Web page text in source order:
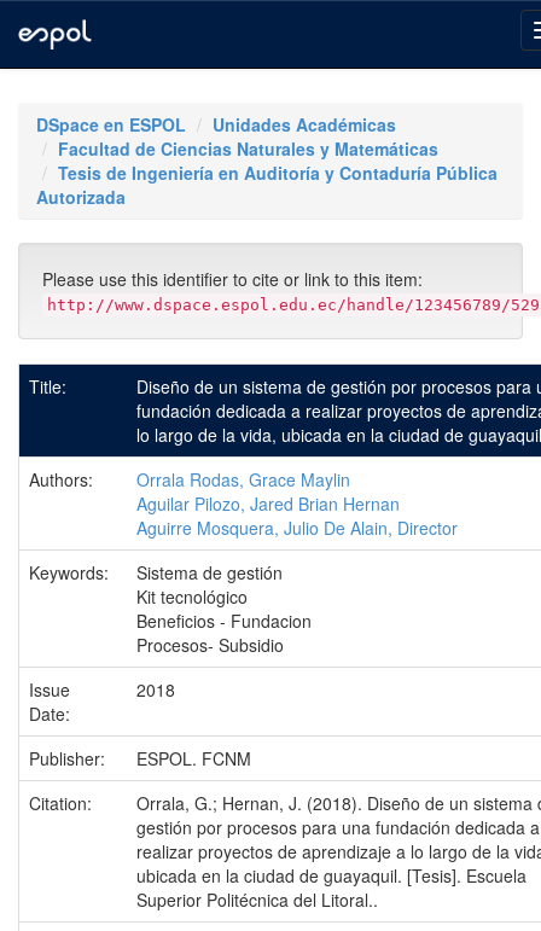
navigationDSpace en ESPOL
Unidades Académicas
Facultad de Ciencias Naturales y Matemáticas
Tesis de Ingeniería en Auditoría y Contaduría Pública
Autorizada
Please use this identifier to cite or link to this item:
http://www.dspace.espol.edu.ec/handle/123456789/
Title:
Diseño de un sistema de gestión por procesos para
fundación dedicada a realizar proyectos de
lo largo de la vida, ubicada en la ciudad de
Authors:
Orrala Rodas, Grace Maylin
Aguilar Pilozo, Jared Brian Hernan
Aguirre Mosquera, Julio De Alain, Director
Keywords:
Sistema de gestión
Kit tecnológico
Beneficios - Fundacion
Procesos- Subsidio
Issue
Date:
2018
Publisher:
ESPOL. FCNM
Citation:
Orrala, G.; Hernan, J. (2018). Diseño de un sistema
gestión por procesos para una fundación dedicada a
realizar proyectos de aprendizaje a lo largo de la
ubicada en la ciudad de guayaquil. [Tesis]. Escuela
Superior Politécnica del Litoral..